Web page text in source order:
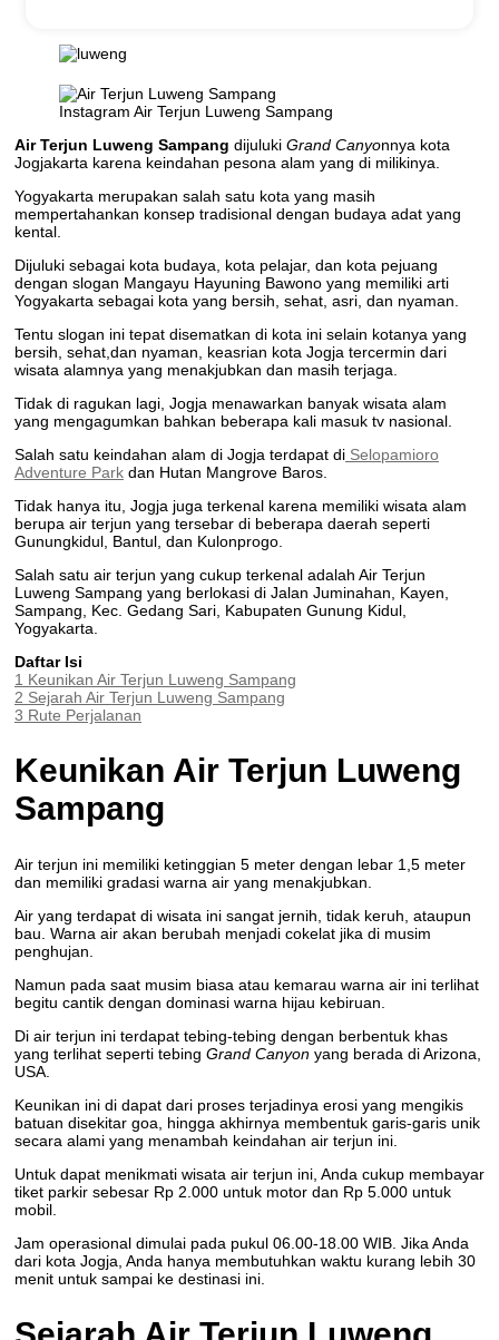
Instagram Air Terjun Luweng Sampang
Air Terjun Luweng Sampang dijuluki Grand Canyonnya kota
Jogjakarta karena keindahan pesona alam yang di milikinya.
Yogyakarta merupakan salah satu kota yang masih
mempertahankan konsep tradisional dengan budaya adat yang
kental.
Dijuluki sebagai kota budaya, kota pelajar, dan kota pejuang
dengan slogan Mangayu Hayuning Bawono yang memiliki arti
Yogyakarta sebagai kota yang bersih, sehat, asri, dan nyaman.
Tentu slogan ini tepat disematkan di kota ini selain kotanya yang
bersih, sehat,dan nyaman, keasrian kota Jogja tercermin dari
wisata alamnya yang menakjubkan dan masih terjaga.
Tidak di ragukan lagi, Jogja menawarkan banyak wisata alam
yang mengagumkan bahkan beberapa kali masuk tv nasional.
Salah satu keindahan alam di Jogja terdapat di Selopamioro
Adventure Park dan Hutan Mangrove Baros.
Tidak hanya itu, Jogja juga terkenal karena memiliki wisata alam
berupa air terjun yang tersebar di beberapa daerah seperti
Gunungkidul, Bantul, dan Kulonprogo.
Salah satu air terjun yang cukup terkenal adalah Air Terjun
Luweng Sampang yang berlokasi di Jalan Juminahan, Kayen,
Sampang, Kec. Gedang Sari, Kabupaten Gunung Kidul,
Yogyakarta.
Daftar Isi
1 Keunikan Air Terjun Luweng Sampang
2 Sejarah Air Terjun Luweng Sampang
3 Rute Perjalanan
Keunikan Air Terjun Luweng
Sampang
Air terjun ini memiliki ketinggian 5 meter dengan lebar 1,5 meter
dan memiliki gradasi warna air yang menakjubkan.
Air yang terdapat di wisata ini sangat jernih, tidak keruh, ataupun
bau. Warna air akan berubah menjadi cokelat jika di musim
penghujan.
Namun pada saat musim biasa atau kemarau warna air ini terlihat
begitu cantik dengan dominasi warna hijau kebiruan.
Di air terjun ini terdapat tebing-tebing dengan berbentuk khas
yang terlihat seperti tebing Grand Canyon yang berada di Arizona,
USA.
Keunikan ini di dapat dari proses terjadinya erosi yang mengikis
batuan disekitar goa, hingga akhirnya membentuk garis-garis unik
secara alami yang menambah keindahan air terjun ini.
Untuk dapat menikmati wisata air terjun ini, Anda cukup membayar
tiket parkir sebesar Rp 2.000 untuk motor dan Rp 5.000 untuk
mobil.
Jam operasional dimulai pada pukul 06.00-18.00 WIB. Jika Anda
dari kota Jogja, Anda hanya membutuhkan waktu kurang lebih 30
menit untuk sampai ke destinasi ini.